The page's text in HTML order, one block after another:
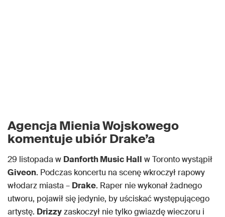
Agencja Mienia Wojskowego
komentuje ubiór Drake’a
29 listopada w Danforth Music Hall w Toronto wystąpił
Giveon. Podczas koncertu na scenę wkroczył rapowy
włodarz miasta – Drake. Raper nie wykonał żadnego
utworu, pojawił się jedynie, by uściskać występującego
artystę. Drizzyzaskoczył nie tylko gwiazdę wieczoru i